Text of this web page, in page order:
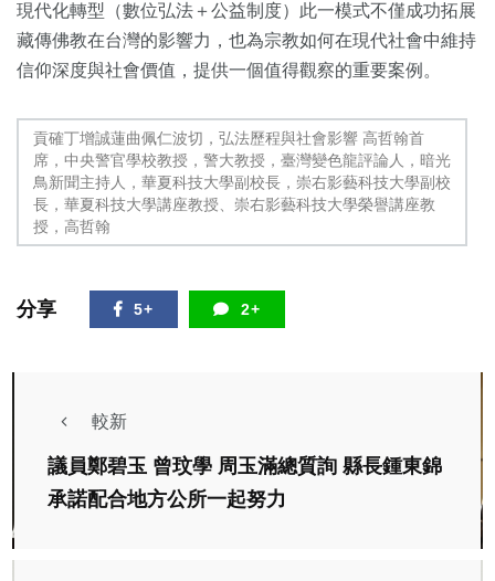
現代化轉型（數位弘法＋公益制度）此一模式不僅成功拓展
藏傳佛教在台灣的影響力，也為宗教如何在現代社會中維持
信仰深度與社會價值，提供一個值得觀察的重要案例。
貢確丁增誠蓮曲佩仁波切，弘法歷程與社會影響 高哲翰首
席，中央警官學校教授，警大教授，臺灣變色龍評論人，暗光
鳥新聞主持人，華夏科技大學副校長，崇右影藝科技大學副校
長，華夏科技大學講座教授、崇右影藝科技大學榮譽講座教
授，高哲翰
分享 5+ 2+
較新
議員鄭碧玉 曾玟學 周玉滿總質詢 縣長鍾東錦
承諾配合地方公所一起努力